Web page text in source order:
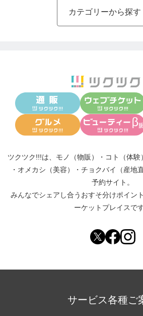
カテゴリーから探す
ツクツク!!!は、 モノ（物販） ・ コト（体験）
・ オメカシ（美容） ・ チョクバイ（産地直
予約サイト。
みんなでシェアし合う おすそ分けポイン
ーケットプレイスです
サービス各種ご